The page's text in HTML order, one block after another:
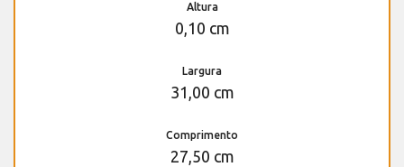
Altura
0,10 cm
Largura
31,00 cm
Comprimento
27,50 cm